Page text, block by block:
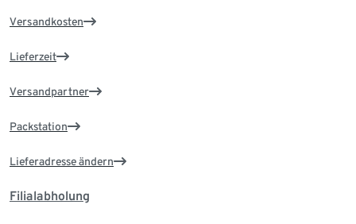
Versandkosten
Lieferzeit
Versandpartner
Packstation
Lieferadresse ändern
Filialabholung